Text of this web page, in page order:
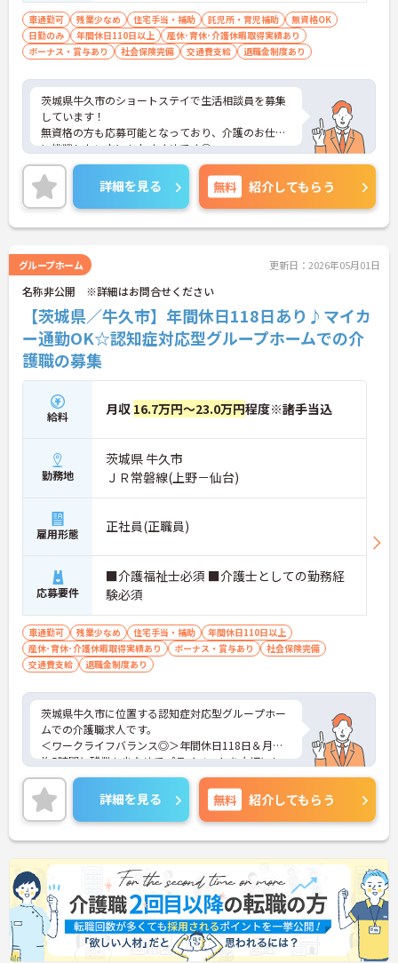
車通勤可 残業少なめ 住宅手当・補助 託児所・育児補助
無資格OK
日勤のみ
年間休日110日以上
産休･育休･介護休暇取得実績あり
ボーナス・賞与あり
社会保険完備 交通費支給 退職金制度あり
茨城県牛久市のショートステイで生活相談員を募集
しています！
無資格の方も応募可能となっており、介護のお仕事
に挑戦したい方にもおすすめです◎
利用可能な託児所や育児・介護休業や、看護休暇の
取得実績がある等ライフスタイルが変わっても長期
的に働ける制度が整っているのも嬉しいポイントで
す♪
ご興味のある方は、面接のポイントをお伝えします
詳細を見る 無料 紹介してもらう
グループホーム 更新日：2026年05月01日
名称非公開 ※詳細はお問合せください
【茨城県／牛久市】年間休日118日あり♪マイカ
ー通勤OK☆認知症対応型グループホームでの介
護職の募集
給料 月収 16.7万円～23.0万円程度※諸手当込
勤務地
茨城県 牛久市
ＪＲ常磐線(上野－仙台)
雇用形態 正社員(正職員)
応募要件
■介護福祉士必須 ■介護士としての勤務経
験必須
車通勤可 残業少なめ 住宅手当・補助
年間休日110日以上
産休･育休･介護休暇取得実績あり
ボーナス・賞与あり
社会保険完備
交通費支給
退職金制度あり
茨城県牛久市に位置する認知症対応型グループホー
ムでの介護職求人です。
＜ワークライフバランス◎＞年間休日118日＆月平
均5時間と残業も少なめでプライベートを大切にし
ながらご勤務いただけます。
＜マイカー通勤OK＞駐車場も完備！雨の日の通勤に
も便利です。
ご興味のある方には、面接対策ポイント等、さらに
詳細をお話ししますのでお気軽にご相談ください！
詳細を見る 無料 紹介してもらう